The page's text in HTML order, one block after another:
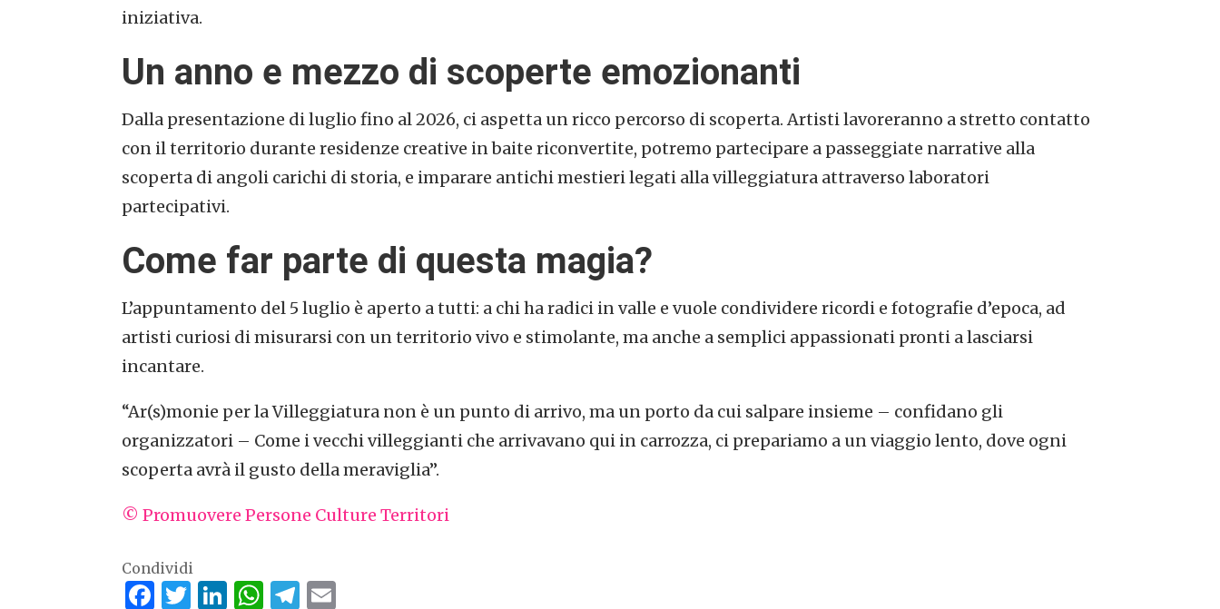
iniziativa.
Un anno e mezzo di scoperte emozionanti
Dalla presentazione di luglio fino al 2026, ci aspetta un ricco percorso di scoperta. Artisti lavoreranno a stretto contatto
con il territorio durante residenze creative in baite riconvertite, potremo partecipare a passeggiate narrative alla
scoperta di angoli carichi di storia, e imparare antichi mestieri legati alla villeggiatura attraverso laboratori
partecipativi.
Come far parte di questa magia?
L’appuntamento del 5 luglio è aperto a tutti: a chi ha radici in valle e vuole condividere ricordi e fotografie d’epoca, ad
artisti curiosi di misurarsi con un territorio vivo e stimolante, ma anche a semplici appassionati pronti a lasciarsi
incantare.
“Ar(s)monie per la Villeggiatura non è un punto di arrivo, ma un porto da cui salpare insieme – confidano gli
organizzatori – Come i vecchi villeggianti che arrivavano qui in carrozza, ci prepariamo a un viaggio lento, dove ogni
scoperta avrà il gusto della meraviglia”.
© Promuovere Persone Culture Territori
Condividi
Facebook
Twitter
LinkedIn
WhatsApp
Telegram